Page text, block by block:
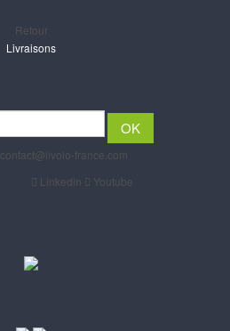
Retour
Livraisons
contact@livolo-france.com
Linkedin Youtube